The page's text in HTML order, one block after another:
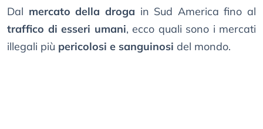
Dal mercato della droga in Sud America fino al
traffico di esseri umani, ecco quali sono i mercati
illegali più pericolosi e sanguinosi del mondo.